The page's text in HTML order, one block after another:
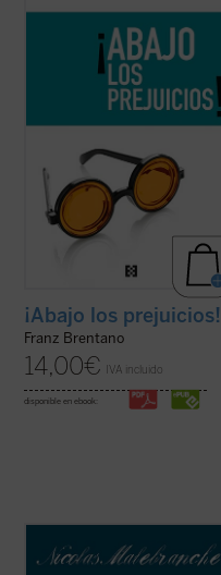
apriorismos, que para Brentano equivalen
a meros prejuicios, son la filosofía ...
¡Abajo los prejuicios!
Franz Brentano
14,00€ IVA incluido
disponible en ebook:
Malebranche, inéditos en español,
encontramos buena parte de los conceptos